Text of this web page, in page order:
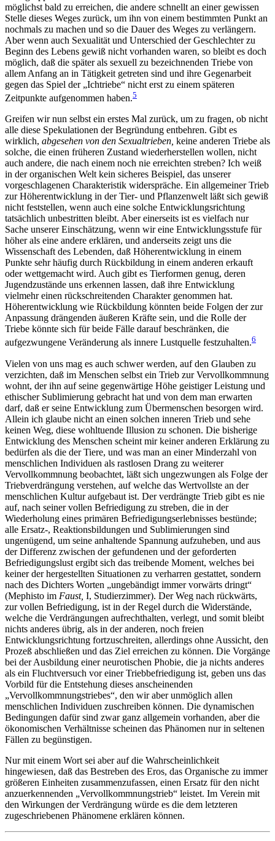
möglichst bald zu erreichen, die andere schnellt an einer gewissen
Stelle dieses Weges zurück, um ihn von einem bestimmten Punkt an
nochmals zu machen und so die Dauer des Weges zu verlängern.
Aber wenn auch Sexualität und Unterschied der Geschlechter zu
Beginn des Lebens gewiß nicht vorhanden waren, so bleibt es doch
möglich, daß die später als sexuell zu bezeichnenden Triebe von
allem Anfang an in Tätigkeit getreten sind und ihre Gegenarbeit
gegen das Spiel der „Ichtriebe“ nicht erst zu einem späteren
Zeitpunkte aufgenommen haben.5
Greifen wir nun selbst ein erstes Mal zurück, um zu fragen, ob nicht
alle diese Spekulationen der Begründung entbehren. Gibt es
wirklich, abgesehen von den Sexualtrieben, keine anderen Triebe als
solche, die einen früheren Zustand wiederherstellen wollen, nicht
auch andere, die nach einem noch nie erreichten streben? Ich weiß
in der organischen Welt kein sicheres Beispiel, das unserer
vorgeschlagenen Charakteristik widerspräche. Ein allgemeiner Trieb
zur Höherentwicklung in der Tier- und Pflanzenwelt läßt sich gewiß
nicht feststellen, wenn auch eine solche Entwicklungsrichtung
tatsächlich unbestritten bleibt. Aber einerseits ist es vielfach nur
Sache unserer Einschätzung, wenn wir eine Entwicklungsstufe für
höher als eine andere erklären, und anderseits zeigt uns die
Wissenschaft des Lebenden, daß Höherentwicklung in einem
Punkte sehr häufig durch Rückbildung in einem anderen erkauft
oder wettgemacht wird. Auch gibt es Tierformen genug, deren
Jugendzustände uns erkennen lassen, daß ihre Entwicklung
vielmehr einen rückschreitenden Charakter genommen hat.
Höherentwicklung wie Rückbildung könnten beide Folgen der zur
Anpassung drängenden äußeren Kräfte sein, und die Rolle der
Triebe könnte sich für beide Fälle darauf beschränken, die
aufgezwungene Veränderung als innere Lustquelle festzuhalten.6
Vielen von uns mag es auch schwer werden, auf den Glauben zu
verzichten, daß im Menschen selbst ein Trieb zur Vervollkommnung
wohnt, der ihn auf seine gegenwärtige Höhe geistiger Leistung und
ethischer Sublimierung gebracht hat und von dem man erwarten
darf, daß er seine Entwicklung zum Übermenschen besorgen wird.
Allein ich glaube nicht an einen solchen inneren Trieb und sehe
keinen Weg, diese wohltuende Illusion zu schonen. Die bisherige
Entwicklung des Menschen scheint mir keiner anderen Erklärung zu
bedürfen als die der Tiere, und was man an einer Minderzahl von
menschlichen Individuen als rastlosen Drang zu weiterer
Vervollkommnung beobachtet, läßt sich ungezwungen als Folge der
Triebverdrängung verstehen, auf welche das Wertvollste an der
menschlichen Kultur aufgebaut ist. Der verdrängte Trieb gibt es nie
auf, nach seiner vollen Befriedigung zu streben, die in der
Wiederholung eines primären Befriedigungserlebnisses bestünde;
alle Ersatz-, Reaktionsbildungen und Sublimierungen sind
ungenügend, um seine anhaltende Spannung aufzuheben, und aus
der Differenz zwischen der gefundenen und der geforderten
Befriedigungslust ergibt sich das treibende Moment, welches bei
keiner der hergestellten Situationen zu verharren gestattet, sondern
nach des Dichters Worten „ungebändigt immer vorwärts dringt“
(Mephisto im Faust, I, Studierzimmer). Der Weg nach rückwärts,
zur vollen Befriedigung, ist in der Regel durch die Widerstände,
welche die Verdrängungen aufrechthalten, verlegt, und somit bleibt
nichts anderes übrig, als in der anderen, noch freien
Entwicklungsrichtung fortzuschreiten, allerdings ohne Aussicht, den
Prozeß abschließen und das Ziel erreichen zu können. Die Vorgänge
bei der Ausbildung einer neurotischen Phobie, die ja nichts anderes
als ein Fluchtversuch vor einer Triebbefriedigung ist, geben uns das
Vorbild für die Entstehung dieses anscheinenden
„Vervollkommnungstriebes“, den wir aber unmöglich allen
menschlichen Individuen zuschreiben können. Die dynamischen
Bedingungen dafür sind zwar ganz allgemein vorhanden, aber die
ökonomischen Verhältnisse scheinen das Phänomen nur in seltenen
Fällen zu begünstigen.
Nur mit einem Wort sei aber auf die Wahrscheinlichkeit
hingewiesen, daß das Bestreben des Eros, das Organische zu immer
größeren Einheiten zusammenzufassen, einen Ersatz für den nicht
anzuerkennenden „Vervollkommnungstrieb“ leistet. Im Verein mit
den Wirkungen der Verdrängung würde es die dem letzteren
zugeschriebenen Phänomene erklären können.